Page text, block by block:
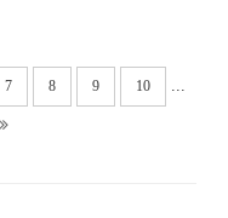
7 8 9 10